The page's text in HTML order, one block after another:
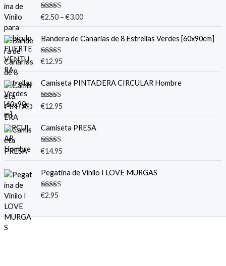
Valorado
€2.50–€3.00
Bandera de Canarias de 8 Estrellas Verdes [60x90cm]
Valorado
€12.95
Camiseta PINTADERA CIRCULAR Hombre
Valorado
€12.95
Camiseta PRESA
Valorado
€14.95
Pegatina de Vinilo I LOVE MURGAS
Valorado
€2.95